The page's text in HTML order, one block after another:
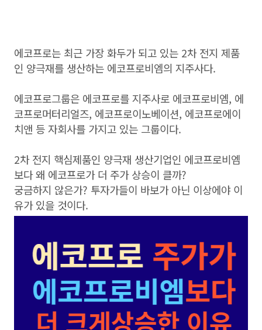
에코프로는 최근 가장 화두가 되고 있는 2차 전지 제품
인 양극재를 생산하는 에코프로비엠의 지주사다.
에코프로그룹은 에코프로를 지주사로 에코프로비엠, 에
코프로머터리얼즈, 에코프로이노베이션, 에코프로에이
치앤 등 자회사를 가지고 있는 그룹이다.
2차 전지 핵심제품인 양극재 생산기업인 에코프로비엠
보다 왜 에코프로가 더 주가 상승이 클까?
궁금하지 않은가? 투자가들이 바보가 아닌 이상에야 이
유가 있을 것이다.